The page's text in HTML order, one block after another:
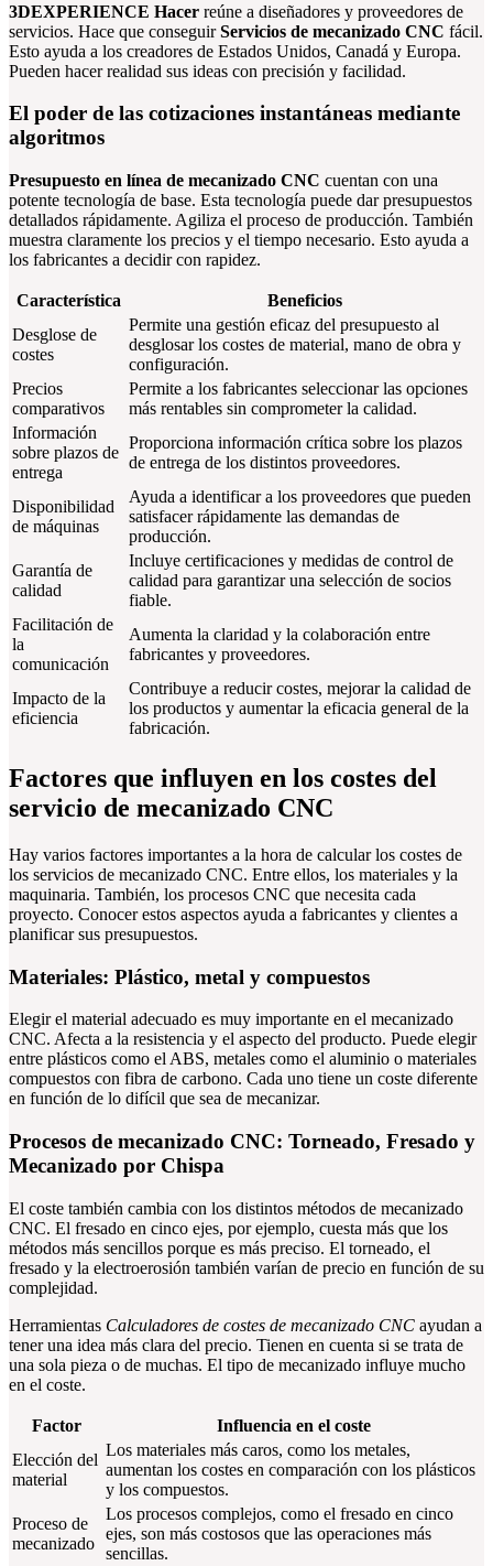
3DEXPERIENCE Hacer reúne a diseñadores y proveedores de
servicios. Hace que conseguirServicios de mecanizado CNC fácil.
Esto ayuda a los creadores de Estados Unidos, Canadá y Europa.
Pueden hacer realidad sus ideas con precisión y facilidad.
El poder de las cotizaciones instantáneas mediante
algoritmos
Presupuesto en línea de mecanizado CNC cuentan con una
potente tecnología de base. Esta tecnología puede dar presupuestos
detallados rápidamente. Agiliza el proceso de producción. También
muestra claramente los precios y el tiempo necesario. Esto ayuda a
los fabricantes a decidir con rapidez.
Característica
Beneficios
Desglose de
costes
Permite una gestión eficaz del presupuesto al
desglosar los costes de material, mano de obra y
configuración.
Precios
comparativos
Permite a los fabricantes seleccionar las opciones
más rentables sin comprometer la calidad.
Información
sobre plazos de
entrega
Proporciona información crítica sobre los plazos
de entrega de los distintos proveedores.
Disponibilidad
de máquinas
Ayuda a identificar a los proveedores que pueden
satisfacer rápidamente las demandas de
producción.
Garantía de
calidad
Incluye certificaciones y medidas de control de
calidad para garantizar una selección de socios
fiable.
Facilitación de
la
comunicación
Aumenta la claridad y la colaboración entre
fabricantes y proveedores.
Impacto de la
eficiencia
Contribuye a reducir costes, mejorar la calidad de
los productos y aumentar la eficacia general de la
fabricación.
Factores que influyen en los costes del
servicio de mecanizado CNC
Hay varios factores importantes a la hora de calcular los costes de
los servicios de mecanizado CNC. Entre ellos, los materiales y la
maquinaria. También, los procesos CNC que necesita cada
proyecto. Conocer estos aspectos ayuda a fabricantes y clientes a
planificar sus presupuestos.
Materiales: Plástico, metal y compuestos
Elegir el material adecuado es muy importante en el mecanizado
CNC. Afecta a la resistencia y el aspecto del producto. Puede elegir
entre plásticos como el ABS, metales como el aluminio o materiales
compuestos con fibra de carbono. Cada uno tiene un coste diferente
en función de lo difícil que sea de mecanizar.
Procesos de mecanizado CNC: Torneado, Fresado y
Mecanizado por Chispa
El coste también cambia con los distintos métodos de mecanizado
CNC. El fresado en cinco ejes, por ejemplo, cuesta más que los
métodos más sencillos porque es más preciso. El torneado, el
fresado y la electroerosión también varían de precio en función de su
complejidad.
Herramientas Calculadores de costes de mecanizado CNC ayudan a
tener una idea más clara del precio. Tienen en cuenta si se trata de
una sola pieza o de muchas. El tipo de mecanizado influye mucho
en el coste.
Factor
Influencia en el coste
Elección del
material
Los materiales más caros, como los metales,
aumentan los costes en comparación con los plásticos
y los compuestos.
Proceso de
mecanizado
Los procesos complejos, como el fresado en cinco
ejes, son más costosos que las operaciones más
sencillas.